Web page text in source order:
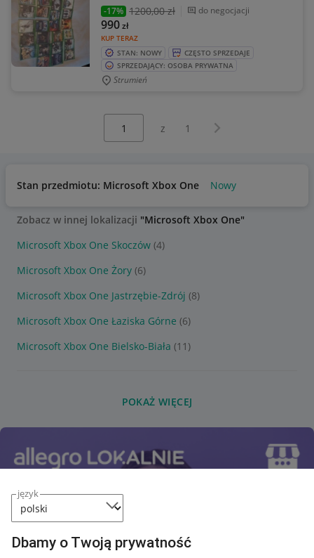
język
Dbamy o Twoją prywatność
-17% 1200,00 zł do negocjacji
KUP TERAZ
990zł
STAN: NOWY
CZĘSTO SPRZEDAJE
SPRZEDAJĄCY: OSOBA PRYWATNA
Strumień
z 1 Następna strona
Stan przedmiotu: Microsoft Xbox One Nowy
Zobacz w innej lokalizacji "Microsoft Xbox One"
Microsoft Xbox One Skoczów (4)
Microsoft Xbox One Żory (6)
Microsoft Xbox One Jastrzębie-Zdrój (8)
Microsoft Xbox One Łaziska Górne (6)
Microsoft Xbox One Bielsko-Biała (11)
POKAŻ WIĘCEJ